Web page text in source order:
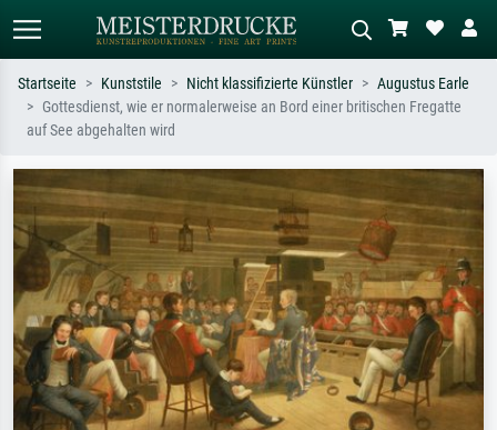
Standardsuche
oder Stilen – z.B. Monet,
Sternennacht, Impressionismus, Welle
Hokusai, Akt.
Wiese, Abstrakt mit viel Rot, Dunkles
Ölgemälde, Stehender Akt neben einem
Baum.
Startseite Kunststile Nicht klassifizierte Künstler
Augustus Earle
Gottesdienst, wie er normalerweise an Bord einer britischen Fregatte
auf See abgehalten wird